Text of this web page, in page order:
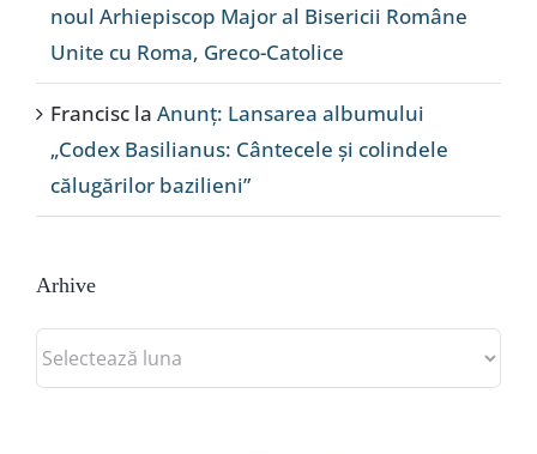
noul Arhiepiscop Major al Bisericii Române
Unite cu Roma, Greco-Catolice
Francisc la Anunț: Lansarea albumului
„Codex Basilianus: Cântecele și colindele
călugărilor bazilieni”
Arhive
Arhive